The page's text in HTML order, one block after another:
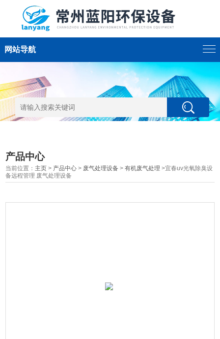
网站导航
产品中心
当前位置： 主页 > 产品中心 > 废气处理设备 >有机废气处理 >宜春uv光氧除臭设
备远程管理 废气处理设备